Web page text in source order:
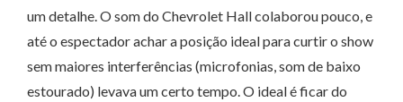
um detalhe. O som do Chevrolet Hall colaborou pouco, e
até o espectador achar a posição ideal para curtir o show
sem maiores interferências (microfonias, som de baixo
estourado) levava um certo tempo. O ideal é ficar do